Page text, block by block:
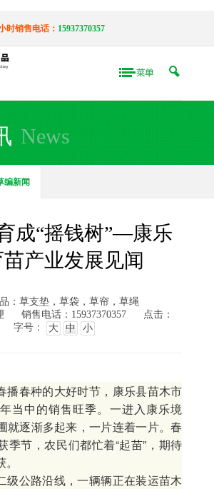
时销售电话： 15937370357
News
编新闻
成“摇钱树”—康乐
产业发展见闻
：草支垫，草袋，草帘，草绳
销售电话：15937370357
点击：
字号：
大 中 小
播春种的大好时节，康乐县苗木市
当中的销售旺季。一进入康乐境
就逐渐多起来，一片连着一片。春
季节，农民们都忙着“起苗”，期待
级公路沿线，一辆辆正在装运苗木